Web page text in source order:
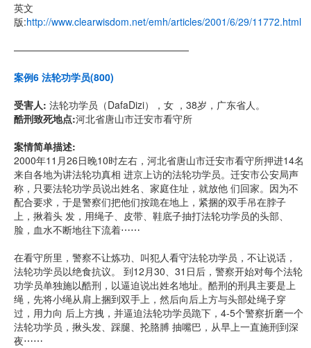
英文
版:http://www.clearwisdom.net/emh/articles/2001/6/29/11772.html
——————————————————
案例6 法轮功学员(800)
受害人: 法轮功学员（DafaDizi），女 ，38岁，广东省人。
酷刑致死地点:河北省唐山市迁安市看守所
案情简单描述:
2000年11月26日晚10时左右，河北省唐山市迁安市看守所押进14名
来自各地为讲法轮功真相 进京上访的法轮功学员。迁安市公安局声
称，只要法轮功学员说出姓名、家庭住址，就放他 们回家。因为不
配合要求，于是警察们把他们按跪在地上，紧捆的双手吊在脖子
上，揪着头 发，用绳子、皮带、鞋底子抽打法轮功学员的头部、
脸，血水不断地往下流着⋯⋯
在看守所里，警察不让炼功、叫犯人看守法轮功学员，不让说话，
法轮功学员以绝食抗议。 到12月30、31日后，警察开始对每个法轮
功学员单独施以酷刑，以逼迫说出姓名地址。酷刑的刑具主要是上
绳，先将小绳从肩上捆到双手上，然后向后上方与头部处绳子穿
过，用力向 后上方拽，并逼迫法轮功学员跪下，4-5个警察折磨一个
法轮功学员，揪头发、踩腿、抡胳膊 抽嘴巴，从早上一直施刑到深
夜⋯⋯